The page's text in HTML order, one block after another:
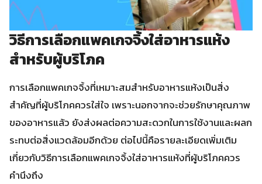
วิธีการเลือกแพคเกจจิ้งใส่อาหารแห้ง
สำหรับผู้บริโภค
การเลือกแพคเกจจิ้งที่เหมาะสมสำหรับอาหารแห้งเป็นสิ่ง
สำคัญที่ผู้บริโภคควรใส่ใจ เพราะนอกจากจะช่วยรักษาคุณภาพ
ของอาหารแล้ว ยังส่งผลต่อความสะดวกในการใช้งานและผลก
ระทบต่อสิ่งแวดล้อมอีกด้วย ต่อไปนี้คือรายละเอียดเพิ่มเติม
เกี่ยวกับวิธีการเลือกแพคเกจจิ้งใส่อาหารแห้งที่ผู้บริโภคควร
คำนึงถึง